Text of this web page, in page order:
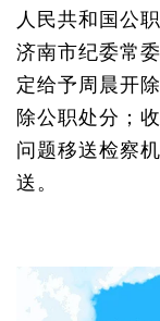
人民共和国公
济南市纪委常
定给予周晨开
除公职处分；
问题移送检察
送。